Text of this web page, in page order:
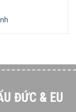
ĐỨC & EU